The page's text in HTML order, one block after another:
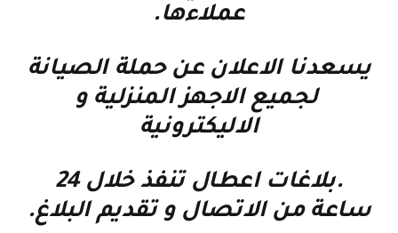
عملاءها.
يسعدنا الاعلان عن حملة الصيانة
لجميع الاجهز المنزلية و
الاليكترونية
.بلاغات اعطال تنفذ خلال 24
ساعة من الاتصال و تقديم البلاغ.